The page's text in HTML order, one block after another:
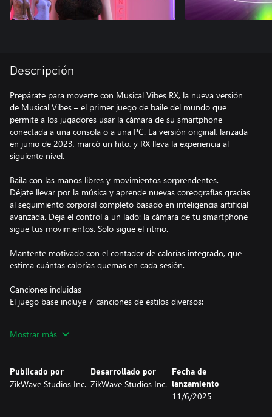
Descripción
Prepárate para moverte con Musical Vibes RX, la nueva versión
de Musical Vibes – el primer juego de baile del mundo que
permite a los jugadores usar la cámara de su smartphone
conectada a una consola o a una PC. La versión original, lanzada
en junio de 2023, marcó un hito, y RX lleva la experiencia al
siguiente nivel.
Baila con las manos libres y movimientos sorprendentes.
Déjate llevar por la música y aprende nuevas coreografías gracias
al seguimiento corporal completo basado en inteligencia artificial
avanzada. Deja el control a un lado: la cámara de tu smartphone
sigue tus movimientos. Solo sigue el ritmo.
Mantente motivado con el contador de calorías integrado, que
estima cuántas calorías quemas en cada sesión.
Canciones incluidas
El juego base incluye 7 canciones de estilos diversos:
"Champion Sound (Remix)" – SIZZLA feat. TURBULENCE
"Embrace Your Light" – NINA RAY (Pop)
"Party" – FIVEEBEATZ (Amapiano)
"Magnetic Pulse" de Vénna feat. Jinseo — K-Pop (desbloqueo
Mostrar más
Publicado por
ZikWave Studios Inc.
Desarrollado por
ZikWave Studios Inc.
Fecha de
lanzamiento
11/6/2025